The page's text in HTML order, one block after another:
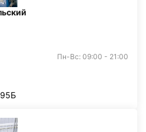
Пн-Вс: 09:00 - 21:00